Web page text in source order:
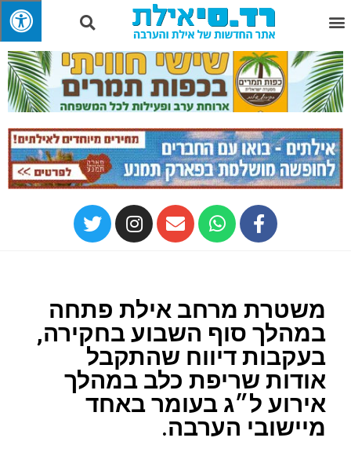
משטרת מרחב אילת פתחה
במהלך סוף השבוע בחקירה,
בעקבות דיווח שהתקבל
אודות שריפת כלב במהלך
אירוע ל״ג בעומר באחד
מיישובי הערבה.